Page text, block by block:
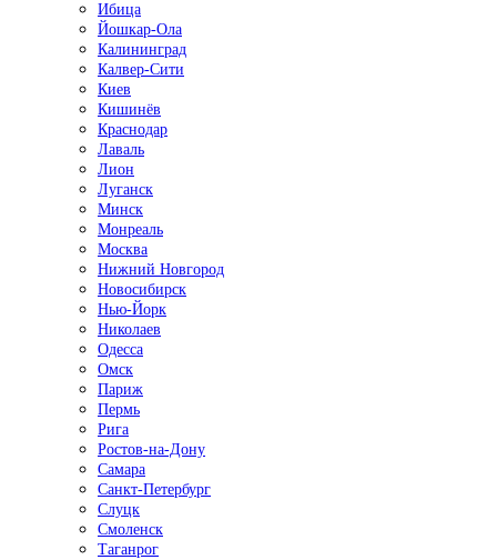
Ибица
Йошкар-Ола
Калининград
Калвер-Сити
Киев
Кишинёв
Краснодар
Лаваль
Лион
Луганск
Минск
Монреаль
Москва
Нижний Новгород
Новосибирск
Нью-Йорк
Николаев
Одесса
Омск
Париж
Пермь
Рига
Ростов-на-Дону
Самара
Санкт-Петербург
Слуцк
Смоленск
Таганрог